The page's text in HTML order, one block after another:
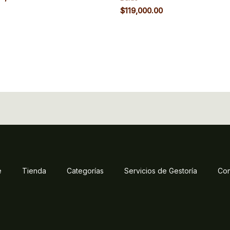
$119,000.00
Tienda Categorías Servicios de Gestoría